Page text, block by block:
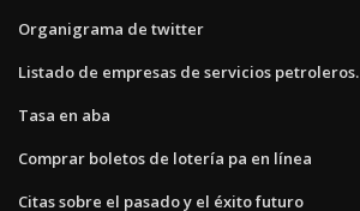
Organigrama de twitter
Listado de empresas de servicios petroleros.
Tasa en aba
Comprar boletos de lotería pa en línea
Citas sobre el pasado y el éxito futuro